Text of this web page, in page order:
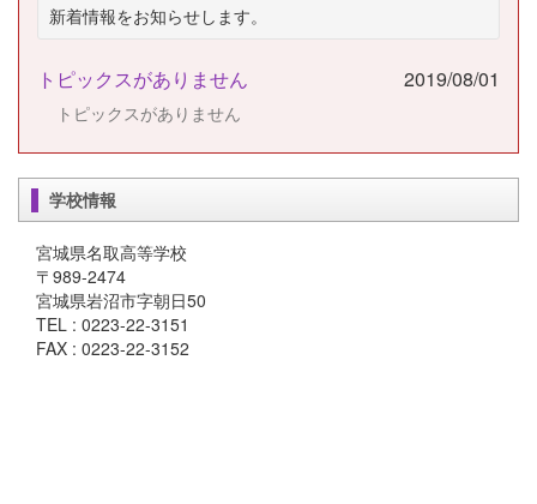
新着情報をお知らせします。
トピックスがありません 2019/08/01
トピックスがありません
学校情報
宮城県名取高等学校
〒989-2474
宮城県岩沼市字朝日50
TEL : 0223-22-3151
FAX : 0223-22-3152